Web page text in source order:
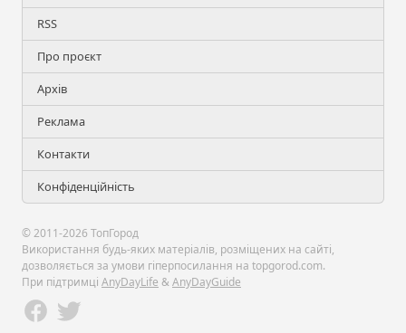
RSS
Про проєкт
Архів
Реклама
Контакти
Конфіденційність
© 2011-2026 ТопГород
Використання будь-яких матеріалів, розміщених на сайті,
дозволяється за умови гіперпосилання на topgorod.com.
При підтримці AnyDayLife &AnyDayGuide